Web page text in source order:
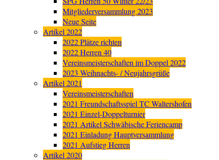
Mitgliederversammlung 2023
Neue Seite
Artikel 2022
2022 Plätze richten
2022 Herren 40
Vereinsmeisterschaften im Doppel 2022
2023 Weihnachts- / Neujahrsgrüße
Artikel 2021
Vereinsmeisterschaften
2021 Freundschaftsspiel TC Waltershofen
2021 Einzel-Doppelturnier
2021 Artikel Schwäbische Feriencamp
2021 Einladung Hauptversammlung
2021 Aufstieg Herren
Artikel 2020